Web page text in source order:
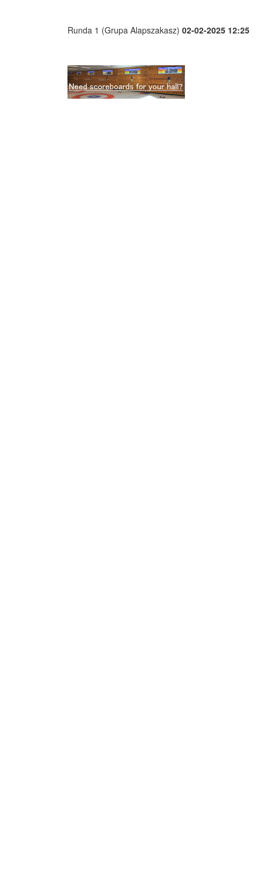
Runda 1 (Grupa Alapszakasz) 02-02-2025 12:25